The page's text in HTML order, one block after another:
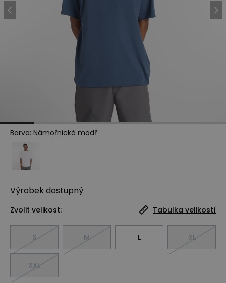
Barva: Námořnická modř
Výrobek dostupný
Zvolit velikost: Tabulka velikostí
S M L XL
XXL